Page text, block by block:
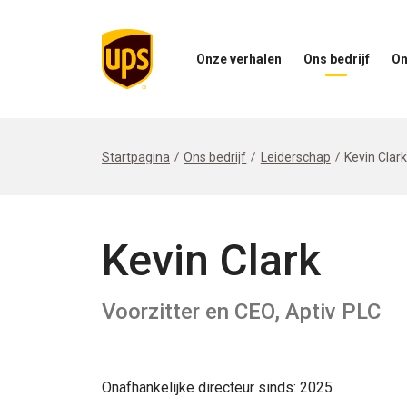
Onze verhalen
Verhalen
Ons bedrijf
impact
Startpagina Ons bedrijf Leiderschap Kevin Clark
Kevin Clark
Voorzitter en CEO, Aptiv PLC
Onafhankelijke directeur sinds: 2025